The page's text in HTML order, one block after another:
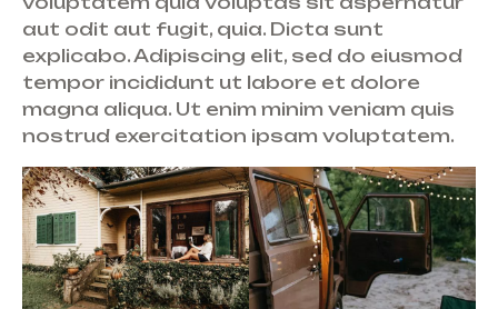
aut odit aut fugit, quia. Dicta sunt
explicabo. Adipiscing elit, sed do eiusmod
tempor incididunt ut labore et dolore
magna aliqua. Ut enim minim veniam quis
nostrud exercitation ipsam voluptatem.